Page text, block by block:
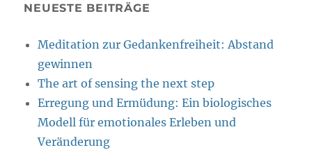
NEUESTE BEITRÄGE
Meditation zur Gedankenfreiheit: Abstand
gewinnen
The art of sensing the next step
Erregung und Ermüdung: Ein biologisches
Modell für emotionales Erleben und
Veränderung